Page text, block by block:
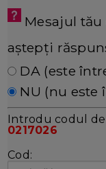
Mesajul tău
aștepți
DA (este
NU (nu este
Introdu codul de
0217026
Cod: